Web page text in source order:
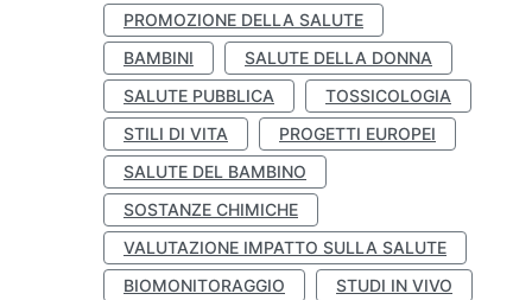
PROMOZIONE DELLA SALUTE
BAMBINI
SALUTE DELLA DONNA
SALUTE PUBBLICA
TOSSICOLOGIA
STILI DI VITA
PROGETTI EUROPEI
SALUTE DEL BAMBINO
SOSTANZE CHIMICHE
VALUTAZIONE IMPATTO SULLA SALUTE
BIOMONITORAGGIO
STUDI IN VIVO